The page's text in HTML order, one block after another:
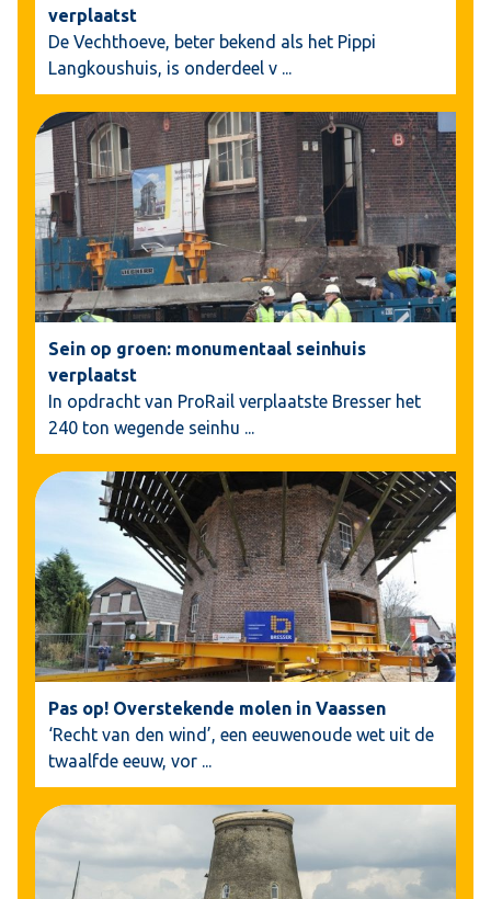
verplaatst
De Vechthoeve, beter bekend als het Pippi
Langkoushuis, is onderdeel v ...
Sein op groen: monumentaal seinhuis
verplaatst
In opdracht van ProRail verplaatste Bresser het
240 ton wegende seinhu ...
Pas op! Overstekende molen in Vaassen
‘Recht van den wind’, een eeuwenoude wet uit de
twaalfde eeuw, vor ...